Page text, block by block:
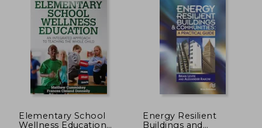
50%
dcto.
50%
dcto.
Elementary School
Wellness Education
Energy Resilient
Buildings and